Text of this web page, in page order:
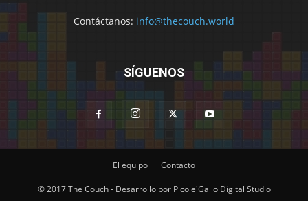
Contáctanos: info@thecouch.world
SÍGUENOS
El equipo Contacto
© 2017 The Couch - Desarrollo por Pico e'Gallo Digital Studio